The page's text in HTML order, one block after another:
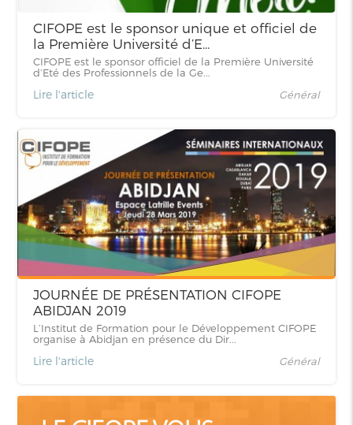
CIFOPE est le sponsor unique et officiel de
la Première Université d’E...
CIFOPE est le sponsor officiel de la Première Université
d’Eté des Professionnels de la Ge...
Lire l'article Général
JOURNÉE DE PRÉSENTATION CIFOPE
ABIDJAN 2019
L’Institut de Formation pour le Développement CIFOPE
organise à Abidjan en présence du Dir...
Lire l'article Général